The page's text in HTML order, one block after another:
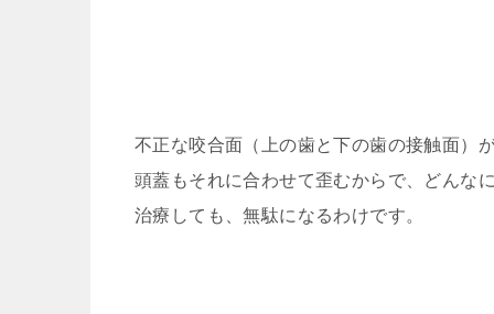
不正な咬合面（上の歯と下の歯の接触面）が
頭蓋もそれに合わせて歪むからで、どんなに
治療しても、無駄になるわけです。